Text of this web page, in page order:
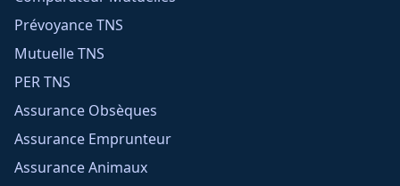
Prévoyance TNS
Mutuelle TNS
PER TNS
Assurance Obsèques
Assurance Emprunteur
Assurance Animaux